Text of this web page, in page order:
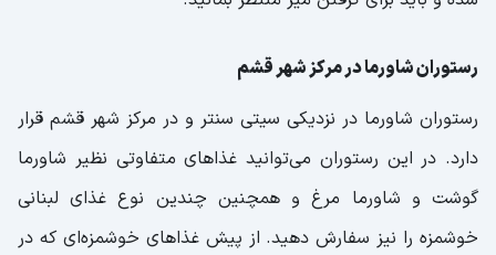
رستوران شاورما در مرکز شهر قشم
رستوران شاورما در نزدیکی سیتی سنتر و در مرکز شهر قشم قرار
دارد. در این رستوران می‌توانید غذاهای متفاوتی نظیر شاورما
گوشت و شاورما مرغ و همچنین چندین نوع غذای لبنانی
خوشمزه را نیز سفارش دهید. از پیش غذاهای خوشمزه‌ای که در